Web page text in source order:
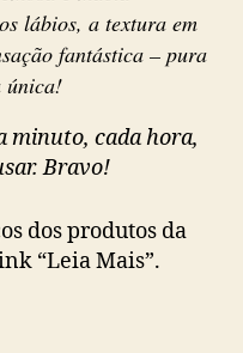
lábios, a textura em
fantástica – pura
única!
minuto, cada hora,
Bravo!
dos produtos da
“Leia Mais”.